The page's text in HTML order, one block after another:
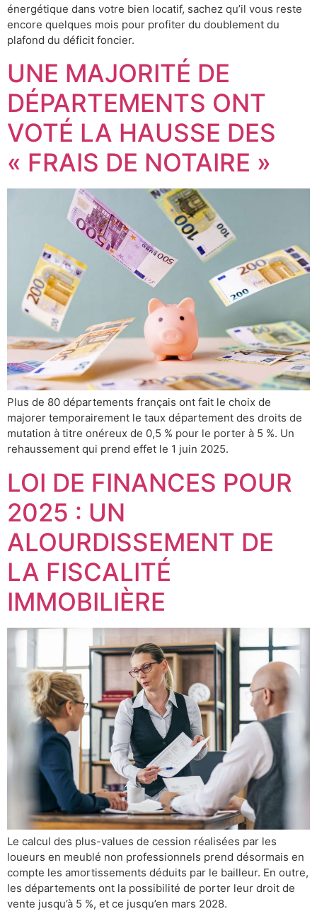
énergétique dans votre bien locatif, sachez qu’il vous reste
encore quelques mois pour profiter du doublement du
plafond du déficit foncier.
UNE MAJORITÉ DE
DÉPARTEMENTS ONT
VOTÉ LA HAUSSE DES
« FRAIS DE NOTAIRE »
Plus de 80 départements français ont fait le choix de
majorer temporairement le taux département des droits de
mutation à titre onéreux de 0,5 % pour le porter à 5 %. Un
rehaussement qui prend effet le 1 juin 2025.
LOI DE FINANCES POUR
2025 : UN
ALOURDISSEMENT DE
LA FISCALITÉ
IMMOBILIÈRE
Le calcul des plus-values de cession réalisées par les
loueurs en meublé non professionnels prend désormais en
compte les amortissements déduits par le bailleur. En outre,
les départements ont la possibilité de porter leur droit de
vente jusqu’à 5 %, et ce jusqu’en mars 2028.